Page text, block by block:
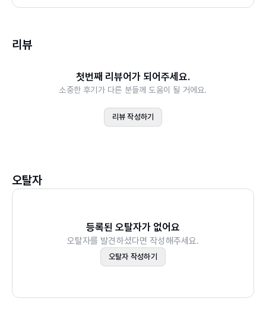
리뷰
첫번째 리뷰어가 되어주세요.
소중한 후기가 다른 분들께 도움이 될 거에요.
리뷰 작성하기
오탈자
등록된 오탈자가 없어요
오탈자를 발견하셨다면 작성해주세요.
오탈자 작성하기